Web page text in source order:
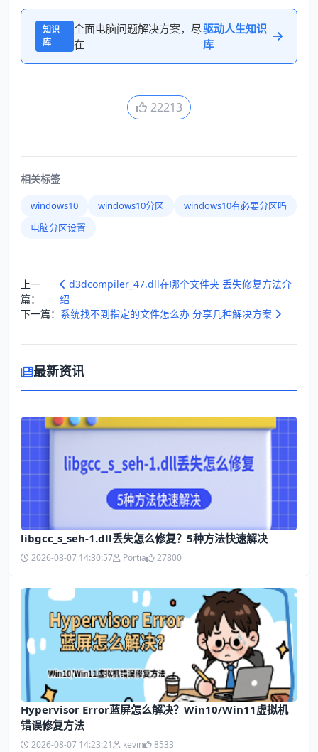
知识
库
全面电脑问题解决方案，尽
在
驱动人生知识
库
22213
相关标签
windows10 windows10分区
windows10有必要分区吗
电脑分区设置
上一
篇：
d3dcompiler_47.dll在哪个文件夹 丢失修复方法介
绍
下一篇： 系统找不到指定的文件怎么办 分享几种解决方案
最新资讯
libgcc_s_seh-1.dll丢失怎么修复？5种方法快速解决
2026-08-07 14:30:57 Portia 27800
Hypervisor Error蓝屏怎么解决？Win10/Win11虚拟机
错误修复方法
2026-08-07 14:23:21 kevin 8533